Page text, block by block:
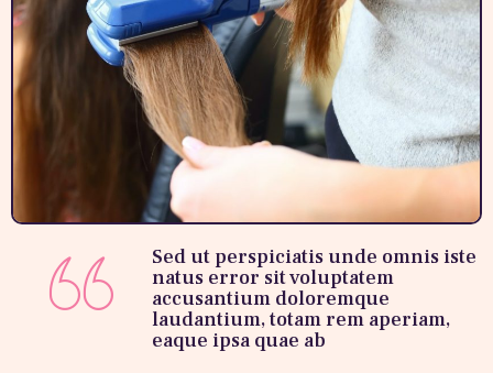
Sed ut perspiciatis unde omnis iste
natus error sit voluptatem
accusantium doloremque
laudantium, totam rem aperiam,
eaque ipsa quae ab